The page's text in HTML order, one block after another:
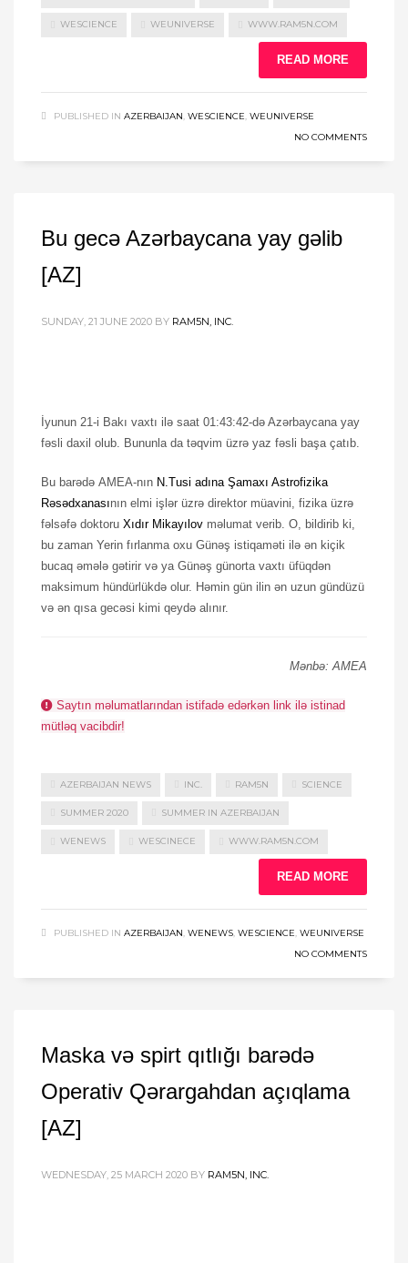
WESCIENCE WEUNIVERSE WWW.RAM5N.COM
READ MORE
PUBLISHED IN AZERBAIJAN WESCIENCE WEUNIVERSE
NO COMMENTS
Bu gecə Azərbaycana yay gəlib
[AZ]
SUNDAY, 21 JUNE 2020 BY RAM5N, INC.
İyunun 21-i Bakı vaxtı ilə saat 01:43:42-də Azərbaycana yay
fəsli daxil olub. Bununla da təqvim üzrə yaz fəsli başa çatıb.
Bu barədə AMEA-nın N.Tusi adına Şamaxı Astrofizika
Rəsədxanasının elmi işlər üzrə direktor müavini, fizika üzrə
fəlsəfə doktoru Xıdır Mikayılov məlumat verib. O, bildirib ki,
bu zaman Yerin fırlanma oxu Günəş istiqaməti ilə ən kiçik
bucaq əmələ gətirir və ya Günəş günorta vaxtı üfüqdən
maksimum hündürlükdə olur. Həmin gün ilin ən uzun gündüzü
və ən qısa gecəsi kimi qeydə alınır.
Mənbə: AMEA
Saytın məlumatlarından istifadə edərkən link ilə istinad
mütləq vacibdir!
AZERBAIJAN NEWS INC. RAM5N SCIENCE
SUMMER 2020 SUMMER IN AZERBAIJAN
WENEWS WESCINECE WWW.RAM5N.COM
READ MORE
PUBLISHED IN AZERBAIJAN, WENEWS, WESCIENCE, WEUNIVERSE
NO COMMENTS
Maska və spirt qıtlığı barədə
Operativ Qərargahdan açıqlama
[AZ]
WEDNESDAY, 25 MARCH 2020 BY RAM5N, INC.